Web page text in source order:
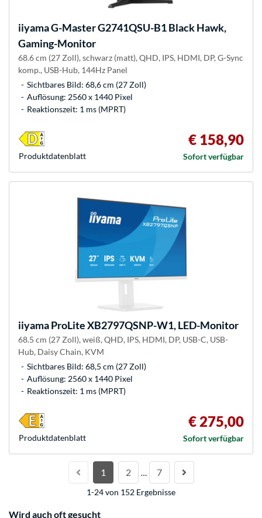
iiyamaG-Master G2741QSU-B1 Black Hawk,
Gaming-Monitor
68.6 cm (27 Zoll), schwarz (matt), QHD, IPS, HDMI, DP, G-Sync
komp., USB-Hub, 144Hz Panel
Sichtbares Bild: 68,6 cm (27 Zoll)
Auflösung: 2560 x 1440 Pixel
Reaktionszeit: 1 ms (MPRT)
€ 158,90
Sofort verfügbar
Produkt­datenblatt
iiyamaProLite XB2797QSNP-W1, LED-Monitor
68.5 cm (27 Zoll), weiß, QHD, IPS, HDMI, DP, USB-C, USB-
Hub, Daisy Chain, KVM
Sichtbares Bild: 68,5 cm (27 Zoll)
Auflösung: 2560 x 1440 Pixel
Reaktionszeit: 1 ms (MPRT)
€ 275,00
Sofort verfügbar
Produkt­datenblatt
1 2 … 7
1-24 von 152 Ergebnisse
Wird auch oft gesucht